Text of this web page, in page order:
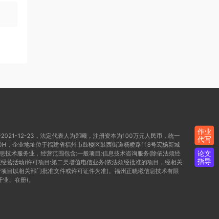
12-23，法定代表人为郑曦，注册资本为100万元人民币，统一
，企业地址位于福建省福州市鼓楼区鼓西街道杨桥路118号宏杨新城
术服务业，经营范围包含:一般项目:信息技术咨询服务(除依法须经
营活动)许可项目:第二类增值电信业务(依法须经批准的项目，经相关
目以相关部门批准文件或许可证件为准)。福州正晓曦信息技术有限
、在册)。
作业
代写
论文
指导